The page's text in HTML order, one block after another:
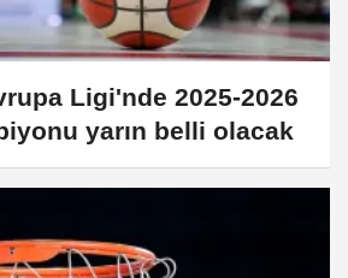
Ligi'nde 2025-2026
yarın belli olacak